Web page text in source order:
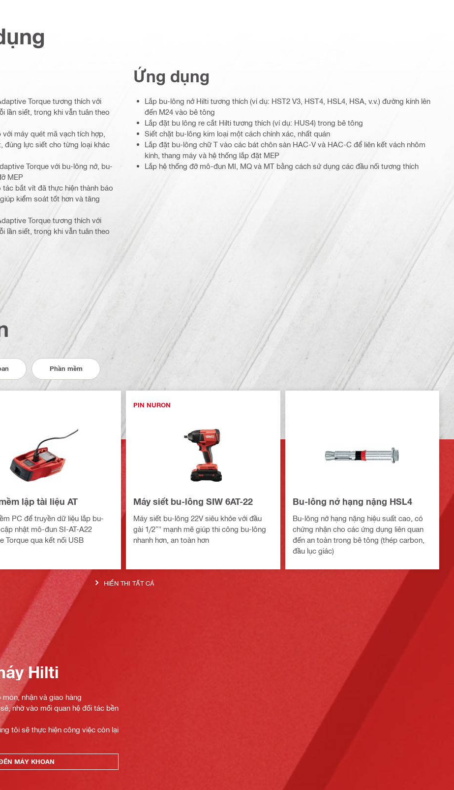
Torque tương thích với
lần siết, trong khi vẫn tuân theo
máy quét mã vạch tích hợp,
đúng lực siết cho từng loại khác
Torque với bu-lông nở, bu-
MEP
bắt vít đã thực hiện thành báo
kiểm soát tốt hơn và tăng
Torque tương thích với
lần siết, trong khi vẫn tuân theo
Ứng dụng
Lắp bu-lông nở Hilti tương thích (ví dụ: HST2 V3, HST4, HSL4, HSA, v.v.) đường kính lên
đến M24 vào bê tông
Lắp đặt bu lông re cắt Hilti tương thích (ví dụ: HUS4) trong bê tông
Siết chặt bu-lông kim loại một cách chính xác, nhất quán
Lắp đặt bu-lông chữ T vào các bát chôn sàn HAC-V và HAC-C để liên kết vách nhôm
kính, thang máy và hệ thống lắp đặt MEP
Lắp hệ thống đỡ mô-đun MI, MQ và MT bằng cách sử dụng các đầu nối tương thích
Phần mềm
lập tài liệu AT
PC để truyền dữ liệu lắp bu-
nhật mô-đun SI-AT-A22
Torque qua kết nối USB
PIN NURON
Máy siết bu-lông SIW 6AT-22
Máy siết bu-lông 22V siêu khỏe với đầu
gài 1/2”" mạnh mẽ giúp thi công bu-lông
nhanh hơn, an toàn hơn
Bu-lông nở hạng nặng HSL4
Bu-lông nở hạng nặng hiệu suất cao, có
chứng nhận cho các ứng dụng liên quan
đến an toàn trong bê tông (thép carbon,
đầu lục giác)
HIỂN THỊ TẤT CẢ
Hilti
nhận và giao hàng
nhờ vào mối quan hệ đối tác bền
tôi sẽ thực hiện công việc còn lại
MÁY KHOAN